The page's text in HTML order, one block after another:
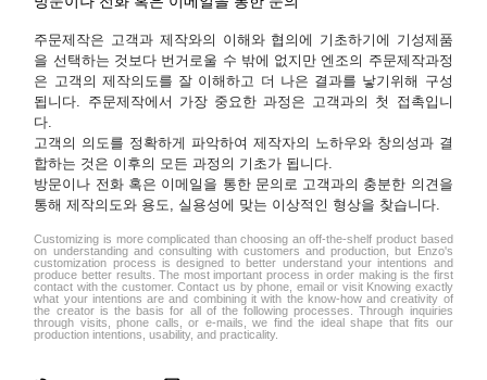
주문제작은 고객과 제작와의 이해와 협의에 기초하기에 기성제품
을 선택하는 것보다 번거로울 수 밖에 없지만 엔조의 주문제작과정
은 고객의 제작의도를 잘 이해하고 더 나은 결과를 낳기위해 구성
됩니다. 주문제작에서 가장 중요한 과정은 고객과의 첫 접촉입니
다.
고객의 의도를 정확하게 파악하여 제작자의 노하우와 창의성과 결
합하는 것은 이후의 모든 과정의 기초가 됩니다.
방문이나 전화 혹은 이메일을 통한 문의로 고객과의 충분한 의견을
통해 제작의도와 용도, 실용성에 맞는 이상적인 형상을 찾습니다.
Customizing is more complicated than choosing an off-the-shelf product based
on understanding and consulting with customers and production, but Enzo's
customization process is designed to better understand your intentions and
produce better results. The most important process in order making is the first
contact with the customer. Contact us by phone, email or visit Knowing exactly
what your intentions are and combining it with the know-how and creativity of
the creator is the basis for all of the following processes. Through inquiries
through visits, phone calls, or e-mails, we find the ideal shape that fits our
production intentions, usability, and practicality.